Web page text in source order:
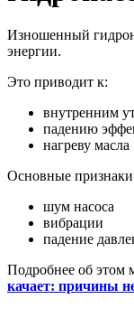
Изношенный
энергии.
Это приводит к:
внутренним
падению
нагреву масла
Основные
шум насоса
вибрации
падение
Подробнее об этом
качает: причины